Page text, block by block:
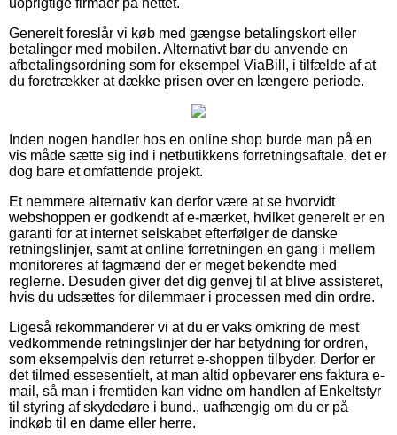
Generelt foreslår vi køb med gængse betalingskort eller
betalinger med mobilen. Alternativt bør du anvende en
afbetalingsordning som for eksempel ViaBill, i tilfælde af at
du foretrækker at dække prisen over en længere periode.
Inden nogen handler hos en online shop burde man på en
vis måde sætte sig ind i netbutikkens forretningsaftale, det er
dog bare et omfattende projekt.
Et nemmere alternativ kan derfor være at se hvorvidt
webshoppen er godkendt af e-mærket, hvilket generelt er en
garanti for at internet selskabet efterfølger de danske
retningslinjer, samt at online forretningen en gang i mellem
monitoreres af fagmænd der er meget bekendte med
reglerne. Desuden giver det dig genvej til at blive assisteret,
hvis du udsættes for dilemmaer i processen med din ordre.
Ligeså rekommanderer vi at du er vaks omkring de mest
vedkommende retningslinjer der har betydning for ordren,
som eksempelvis den returret e-shoppen tilbyder. Derfor er
det tilmed essesentielt, at man altid opbevarer ens faktura e-
mail, så man i fremtiden kan vidne om handlen af Enkeltstyr
til styring af skydedøre i bund., uafhængig om du er på
indkøb til en dame eller herre.